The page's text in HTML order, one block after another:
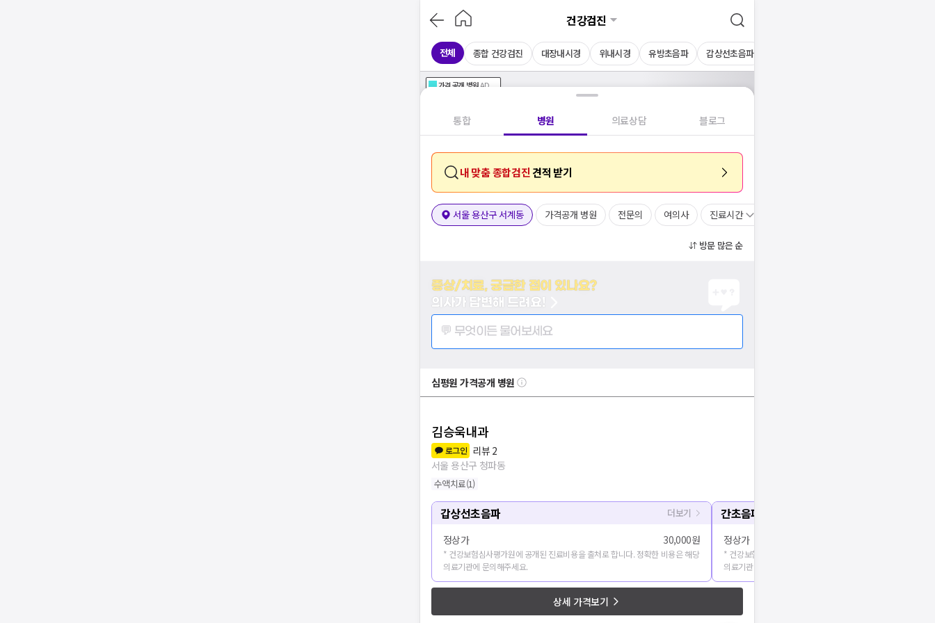
건강검진
전체 종합 건강검진 대장내시경 위내시경 유방초음파 갑상선초음파
가격공개 병원AD
통합 병원 의료상담 블로그
내 맞춤 종합검진 견적 받기
서울 용산구 서계동 가격공개 병원 전문의 여의사 진료시간
방문 많은 순
증상/치료, 궁금한 점이 있나요?
의사가 답변해 드려요!
💬 무엇이든 물어보세요
심평원 가격공개 병원
김승욱내과
로그인 리뷰 2
서울 용산구 청파동
수액치료(1)
갑상선초음파 더보기
정상가 30,000원
* 건강보험심사평가원에 공개된 진료비용을 출처로 합니다. 정확한 비용은 해당
의료기관에 문의해주세요.
간초음파
정상가
* 건강보험심사평가원에 공개된 진료비용을 출처로 합니다. 정확
의료기관에 문의해주세요.
상세 가격보기